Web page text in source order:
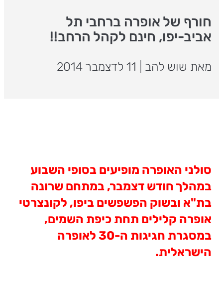
חורף של אופרה ברחבי תל
אביב-יפו, חינם לקהל הרחב!!
מאת שוש להב
סולני האופרה מופיעים בסופי השבוע
במהלך חודש דצמבר, במתחם שרונה
בת"א ובשוק הפשפשים ביפו, לקונצרטי
אופרה קלילים תחת כיפת השמים,
במסגרת חגיגות ה-30 לאופרה
הישראלית.